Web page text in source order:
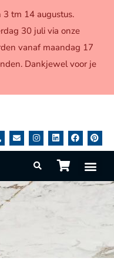
tm 14 augustus.
30 juli via onze
vanaf maandag 17
Dankjewel voor je